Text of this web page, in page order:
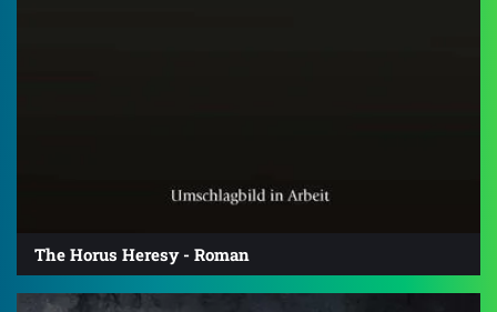
The Horus Heresy - Roman